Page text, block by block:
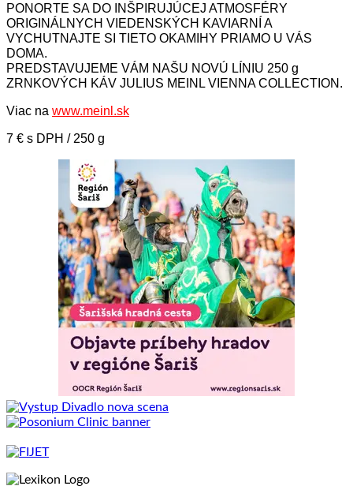
PONORTE SA DO INŠPIRUJÚCEJ ATMOSFÉRY
ORIGINÁLNYCH VIEDENSKÝCH KAVIARNÍ A
VYCHUTNAJTE SI TIETO OKAMIHY PRIAMO U VÁS
DOMA.
PREDSTAVUJEME VÁM NAŠU NOVÚ LÍNIU 250 g
ZRNKOVÝCH KÁV JULIUS MEINL VIENNA COLLECTION.
Viac na www.meinl.sk
7 € s DPH / 250 g